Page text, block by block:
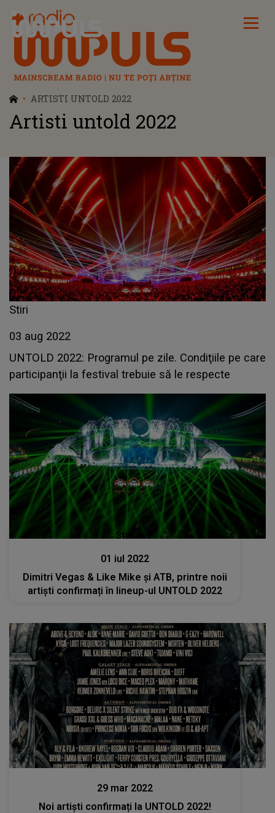
Radio Impuls
ARTISTI UNTOLD 2022
Artisti untold 2022
Stiri
03 aug 2022
UNTOLD 2022: Programul pe zile. Condiţiile pe care
participanţii la festival trebuie să le respecte
Stiri
01 iul 2022
Dimitri Vegas & Like Mike și ATB, printre noii
artiști confirmați în lineup-ul UNTOLD 2022
Stiri
29 mar 2022
Noi artiști confirmați la UNTOLD 2022!